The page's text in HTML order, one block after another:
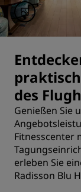
des
Genießen Sie
Fitnesscenter
erleben Sie
Radisson Blu